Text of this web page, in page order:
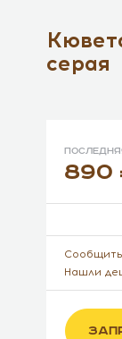
серая
890
Нашли